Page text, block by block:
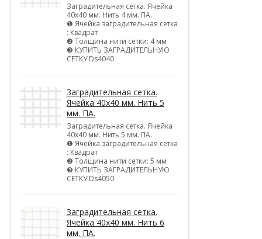
Заградительная сетка. Ячейка
40х40 мм. Нить 4 мм. ПА.
❶ Ячейка заградительная сетка
: Квадрат
❷ Толщина нити сетки: 4 мм
❸ КУПИТЬ ЗАГРАДИТЕЛЬНУЮ
СЕТКУ Ds4040
Заградительная сетка.
Ячейка 40х40 мм. Нить 5
мм. ПА.
Заградительная сетка. Ячейка
40х40 мм. Нить 5 мм. ПА.
❶ Ячейка заградительная сетка
: Квадрат
❷ Толщина нити сетки: 5 мм
❸ КУПИТЬ ЗАГРАДИТЕЛЬНУЮ
СЕТКУ Ds4050
Заградительная сетка.
Ячейка 40х40 мм. Нить 6
мм. ПА.